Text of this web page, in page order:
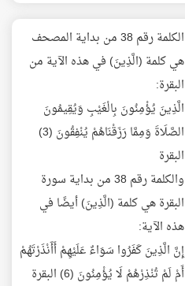
الكلمة رقم 38 من بداية المصحف
هي كلمة (الَّذِينَ) في هذه الآية من
البقرة:
الَّذِينَ يُؤْمِنُونَ بِالْغَيْبِ وَيُقِيمُونَ
الصَّلَاةَ وَمِمَّا رَزَقْنَاهُمْ يُنْفِقُونَ (3)
البقرة
والكلمة رقم 38 من بداية سورة
البقرة هي كلمة (الَّذِينَ) أيضًا في
هذه الآية:
إِنَّ الَّذِينَ كَفَرُوا سَوَاءٌ عَلَيْهِمْ أَأَنْذَرْتَهُمْ
أَمْ لَمْ تُنْذِرْهُمْ لَا يُؤْمِنُونَ (6) البقرة